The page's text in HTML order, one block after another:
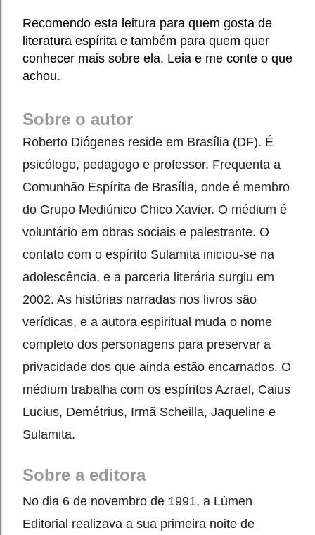
Recomendo esta leitura para quem gosta de
literatura espírita e também para quem quer
conhecer mais sobre ela. Leia e me conte o que
achou.
Sobre o autor
Roberto Diógenes reside em Brasília (DF). É
psicólogo, pedagogo e professor. Frequenta a
Comunhão Espírita de Brasília, onde é membro
do Grupo Mediúnico Chico Xavier. O médium é
voluntário em obras sociais e palestrante. O
contato com o espírito Sulamita iniciou-se na
adolescência, e a parceria literária surgiu em
2002. As histórias narradas nos livros são
verídicas, e a autora espiritual muda o nome
completo dos personagens para preservar a
privacidade dos que ainda estão encarnados. O
médium trabalha com os espíritos Azrael, Caius
Lucius, Demétrius, Irmã Scheilla, Jaqueline e
Sulamita.
Sobre a editora
No dia 6 de novembro de 1991, a Lúmen
Editorial realizava a sua primeira noite de